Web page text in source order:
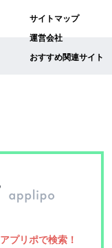
サイトマップ
運営会社
おすすめ関連サイト
アプリポで検索！